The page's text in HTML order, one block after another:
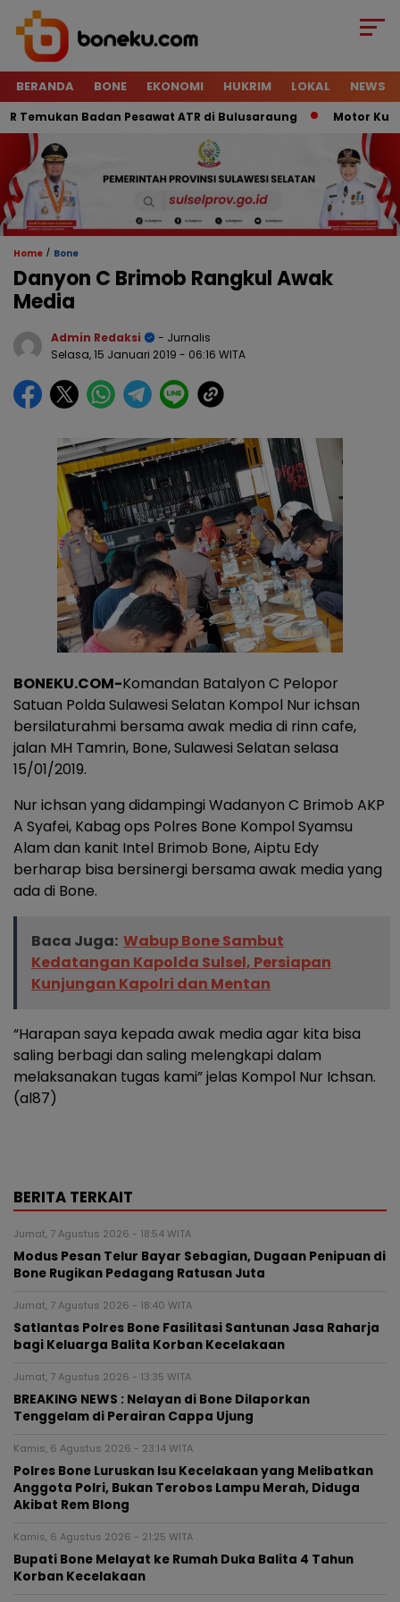
BERANDA BONE EKONOMI HUKRIM LOKAL NEWS
Badan Pesawat ATR di Bulusaraung Motor Kurir
Home / Bone
Danyon C Brimob Rangkul Awak
Media
Admin Redaksi
- Jurnalis
Selasa, 15 Januari 2019 - 06:16 WITA
BONEKU.COM-Komandan Batalyon C Pelopor
Satuan Polda Sulawesi Selatan Kompol Nur ichsan
bersilaturahmi bersama awak media di rinn cafe,
jalan MH Tamrin, Bone, Sulawesi Selatan selasa
15/01/2019.
Nur ichsan yang didampingi Wadanyon C Brimob AKP
A Syafei, Kabag ops Polres Bone Kompol Syamsu
Alam dan kanit Intel Brimob Bone, Aiptu Edy
berharap bisa bersinergi bersama awak media yang
ada di Bone.
Baca Juga: Wabup Bone Sambut
Kedatangan Kapolda Sulsel, Persiapan
Kunjungan Kapolri dan Mentan
“Harapan saya kepada awak media agar kita bisa
saling berbagi dan saling melengkapi dalam
melaksanakan tugas kami” jelas Kompol Nur Ichsan.
(al87)
BERITA TERKAIT
Jumat, 7 Agustus 2026 - 18:54 WITA
Modus Pesan Telur Bayar Sebagian, Dugaan Penipuan di
Bone Rugikan Pedagang Ratusan Juta
Jumat, 7 Agustus 2026 - 18:40 WITA
Satlantas Polres Bone Fasilitasi Santunan Jasa Raharja
bagi Keluarga Balita Korban Kecelakaan
Jumat, 7 Agustus 2026 - 13:35 WITA
BREAKING NEWS : Nelayan di Bone Dilaporkan
Tenggelam di Perairan Cappa Ujung
Kamis, 6 Agustus 2026 - 23:14 WITA
Polres Bone Luruskan Isu Kecelakaan yang Melibatkan
Anggota Polri, Bukan Terobos Lampu Merah, Diduga
Akibat Rem Blong
Kamis, 6 Agustus 2026 - 21:25 WITA
Bupati Bone Melayat ke Rumah Duka Balita 4 Tahun
Korban Kecelakaan